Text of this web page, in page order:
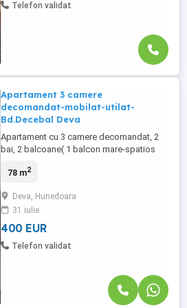
Telefon validat
Apartament 3 camere
decomandat-mobilat-utilat-
Bd.Decebal Deva
Apartament cu 3 camere decomandat, 2
bai, 2 balcoane( 1 balcon mare-spatios
mobilat, utilat integral, etaj4 din 7, Bld.
78 m2
Deva, Hunedoara
31 iulie
400 EUR
Telefon validat